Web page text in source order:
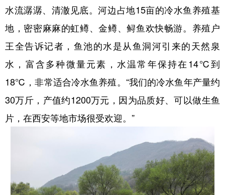
水流潺潺、清澈见底。河边占地15亩的冷水鱼养殖基
地，密密麻麻的虹鳟、金鳟、鲟鱼欢快畅游。养殖户
王全告诉记者，鱼池的水是从鱼洞河引来的天然泉
水，富含多种微量元素，水温常年保持在14℃到
18℃，非常适合冷水鱼养殖。“我们的冷水鱼年产量约
30万斤，产值约1200万元，因为品质好、可以做生鱼
片，在西安等地市场很受欢迎。”